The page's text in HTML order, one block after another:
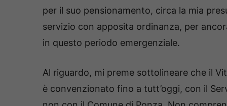
per il suo pensionamento, circa la mia
servizio con apposita ordinanza, per
in questo periodo emergenziale.
Al riguardo, mi preme sottolineare che il
è convenzionato fino a tutt’oggi, con il